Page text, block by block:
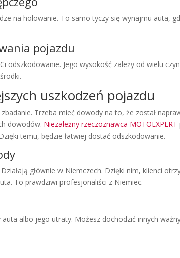
na holowanie. To samo tyczy się wynajmu auta,
pojazdu
odszkodowanie. Jego wysokość zależy od wielu
uszkodzeń pojazdu
Trzeba mieć dowody na to, że został
dowodów. Niezależny rzeczoznawca MOTOEXPERT
temu, będzie łatwiej dostać odszkodowanie.
głównie w Niemczech. Dzięki nim, klienci
To prawdziwi profesjonaliści z Niemiec.
albo jego utraty. Możesz dochodzić innych